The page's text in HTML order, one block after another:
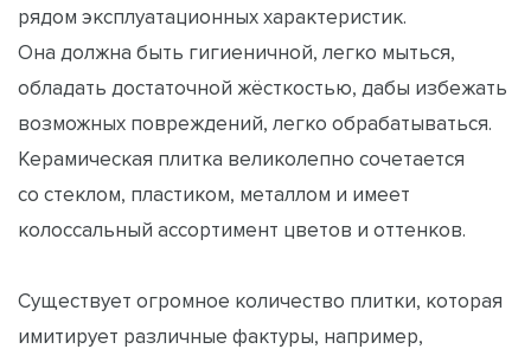
рядом эксплуатационных характеристик.
Она должна быть гигиеничной, легко мыться,
обладать достаточной жёсткостью, дабы избежать
возможных повреждений, легко обрабатываться.
Керамическая плитка великолепно сочетается
со стеклом, пластиком, металлом и имеет
колоссальный ассортимент цветов и оттенков.
Существует огромное количество плитки, которая
имитирует различные фактуры, например,